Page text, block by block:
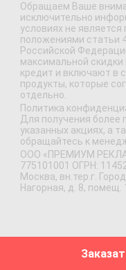
Обращаем Ваше
исключительно
условиях не
положениями статьи
Российской
максимальной скидки
кредит и включают в
продукты, которые
отдельно.
Политика
Для получения более
указанных акциях, а
обращайтесь к
ООО «ПРЕМИУМ
775101001 ОГРН:
Москва, вн.тер.г.
Нагорная, д. 8,